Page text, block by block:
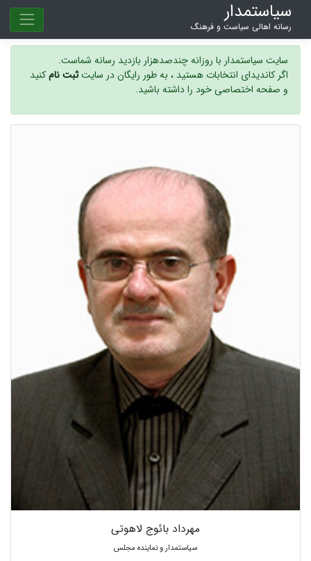
سیاستمدار
رسانه اهالی سیاست و فرهنگ
سایت سیاستمدار با روزانه چندصدهزار بازدید رسانه شماست.
اگر کاندیدای انتخابات هستید ، به طور رایگان در سایتثبت نامکنید
و صفحه اختصاصی خود را داشته باشید.
مهرداد بائوج لاهوتی
سیاستمدار و نماینده مجلس